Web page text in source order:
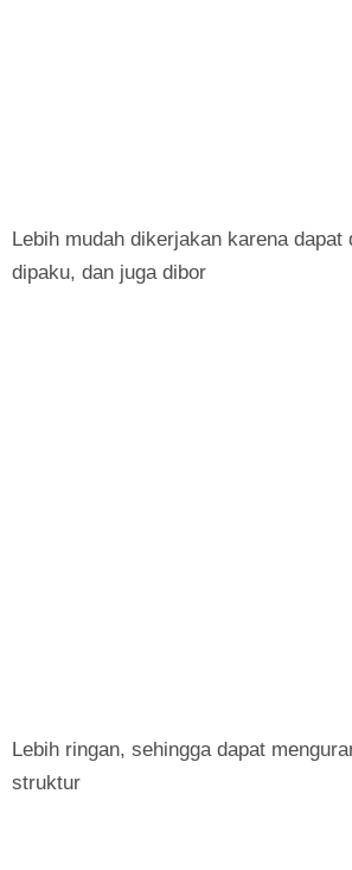
Lebih mudah dikerjakan karena dapat
dipaku, dan juga dibor
Lebih ringan, sehingga dapat
struktur